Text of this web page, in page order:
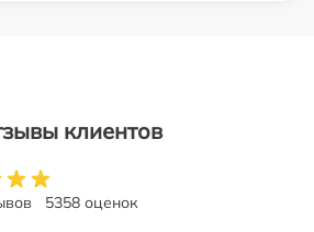
клиентов
5358 оценок